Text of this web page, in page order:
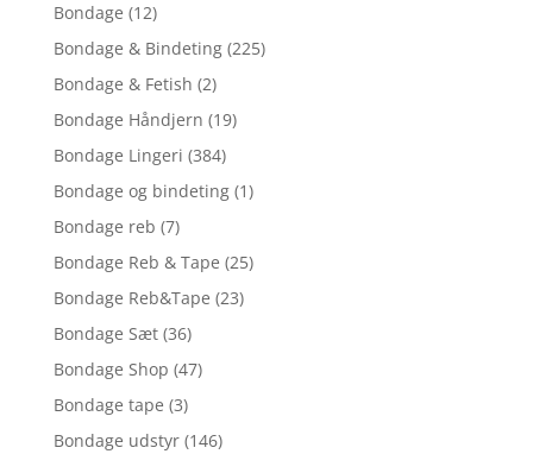
Bondage (12)
Bondage & Bindeting (225)
Bondage & Fetish (2)
Bondage Håndjern (19)
Bondage Lingeri (384)
Bondage og bindeting (1)
Bondage reb (7)
Bondage Reb & Tape (25)
Bondage Reb&Tape (23)
Bondage Sæt (36)
Bondage Shop (47)
Bondage tape (3)
Bondage udstyr (146)